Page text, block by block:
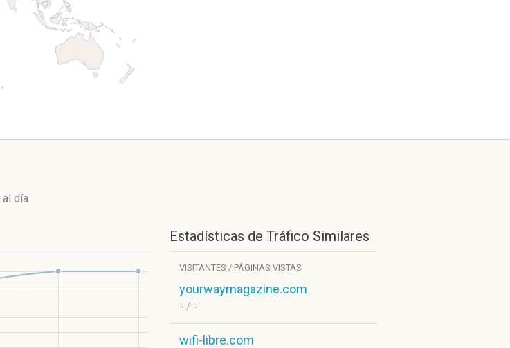
al día
Estadísticas de Tráfico Similares
VISITANTES / PÁGINAS VISTAS
yourwaymagazine.com
- / -
wifi-libre.com